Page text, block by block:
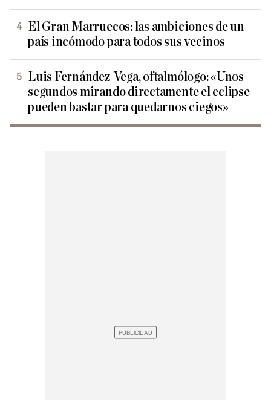
El Gran Marruecos: las ambiciones de un
país incómodo para todos sus vecinos
Luis Fernández-Vega, oftalmólogo: «Unos
segundos mirando directamente el eclipse
pueden bastar para quedarnos ciegos»